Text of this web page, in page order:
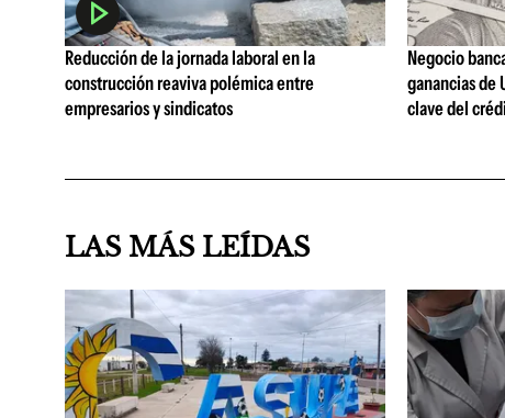
Reducción de la jornada laboral en la
construcción reaviva polémica entre
empresarios y sindicatos
Negocio
ganancias de
clave del
LAS MÁS LEÍDAS